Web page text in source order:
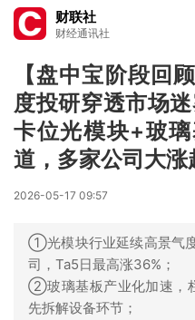
财联社
财经通讯社
【盘中宝阶段回
度投研穿透市场
卡位光模块+玻
道，多家公司大
2026-05-17 09:57
①光模块行业延续高景气
司，Ta5日最高涨36%；
②玻璃基板产业化加速，
先拆解设备环节；